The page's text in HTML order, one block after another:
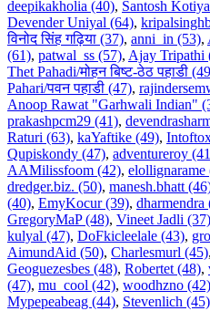
deepikakholia (40), Santosh
Devender Uniyal (64),
विनोद सिंह गढ़िया (37), anni_in (53),
(61), patwal_ss (57), Ajay Tripathi
Thet Pahadi/मोहन बिष्ट-ठेठ पहाडी
Pahari/पवन पहाडी (47),
Anoop Rawat "Garhwali Indian"
prakashpcm29 (41),
Raturi (63), kaYaftike (49),
Qupiskondy (47), adventureroy
AAMilissfoom (42), elollignarame
dredger.biz. (50), manesh.bhatt
(40), EmyKocur (39), dharmendra
GregoryMaP (48), Vineet Jadli (37)
kulyal (47), DoFkicleelale (43),
AimundAid (50), Charlesmurl (45),
Geoguezesbes (48), Robertet (48),
(47), mu_cool (42), woodhzno (42)
Mypepeabeag (44), Stevenlich (45)